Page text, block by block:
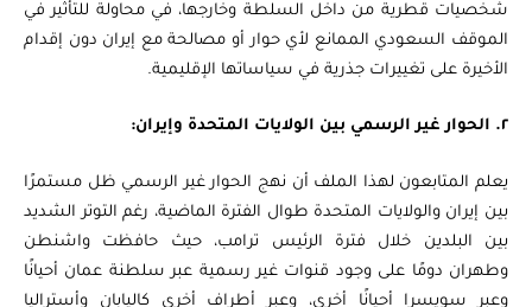
شخصيات قطرية من داخل السلطة وخارجها، في محاولة للتأثير في
الموقف السعودي الممانع لأي حوار أو مصالحة مع إيران دون إقدام
الأخيرة على تغييرات جذرية في سياساتها الإقليمية.
يعلم المتابعون لهذا الملف أن نهج الحوار غير الرسمي ظل مستمرًا
بين إيران والولايات المتحدة طوال الفترة الماضية، رغم التوتر الشديد
بين البلدين خلال فترة الرئيس ترامب، حيث حافظت واشنطن
وطهران دومًا على وجود قنوات غير رسمية عبر سلطنة عمان أحيانًا
وعبر سويسرا أحيانًا أخرى، وعبر أطراف أخرى كاليابان وأستراليا